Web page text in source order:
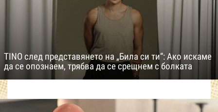
TINO след представянето на „Била си ти“: Ако искаме
да се опознаем, трябва да се срещнем с болката